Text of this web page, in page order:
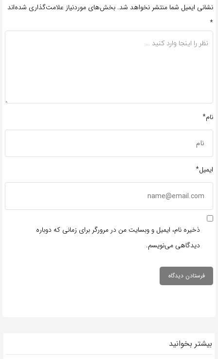
نشانی ایمیل شما منتشر نخواهد شد. بخش‌های موردنیاز علامت‌گذاری شده‌اند
*
نام*
ایمیل*
ذخیره نام، ایمیل و وبسایت من در مرورگر برای زمانی که دوباره
دیدگاهی می‌نویسم.
بیشتر بخوانید